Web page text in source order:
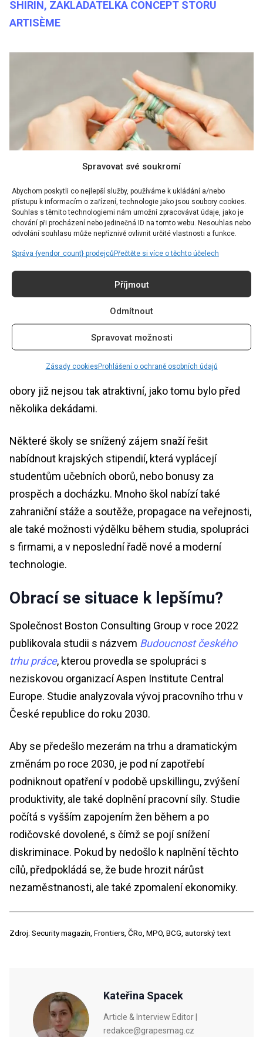
Spravovat své soukromí
Abychom poskytli co nejlepší služby, používáme k ukládání a/nebo
přístupu k informacím o zařízení, technologie jako jsou soubory cookies.
Souhlas s těmito technologiemi nám umožní zpracovávat údaje, jako je
chování při procházení nebo jedinečná ID na tomto webu. Nesouhlas nebo
odvolání souhlasu může nepříznivě ovlivnit určité vlastnosti a funkce.
Správa {vendor_count} prodejcůPřečtěte si více o těchto účelech
Příjmout
Odmítnout
Spravovat možnosti
Zásady cookiesProhlášení o ochraně osobních údajů
SHIRIN, ZAKLADATELKA CONCEPT STORU
ARTISÈME
Foto: Unsplash
Návrat řemesel do škol
Těší se takové popularitě i studium řemesel? Podle
Ministerstvo průmyslu a obchoduto vysvětluje tak,
mladí lidé dávají přednost jiným profesím. Učňovské
obory již nejsou tak atraktivní, jako tomu bylo před
několika dekádami.
Některé školy se snížený zájem snaží řešit
nabídnout krajských stipendií, která vyplácejí
studentům učebních oborů, nebo bonusy za
prospěch a docházku. Mnoho škol nabízí také
zahraniční stáže a soutěže, propagace na veřejnosti,
ale také možnosti výdělku během studia, spolupráci
s firmami, a v neposlední řadě nové a moderní
technologie.
Obrací se situace k lepšímu?
Společnost Boston Consulting Group v roce 2022
publikovala studii s názvem Budoucnost českého
trhu práce, kterou provedla se spolupráci s
neziskovou organizací Aspen Institute Central
Europe. Studie analyzovala vývoj pracovního trhu v
České republice do roku 2030.
Aby se předešlo mezerám na trhu a dramatickým
změnám po roce 2030, je pod ní zapotřebí
podniknout opatření v podobě upskillingu, zvýšení
produktivity, ale také doplnění pracovní síly. Studie
počítá s vyšším zapojením žen během a po
rodičovské dovolené, s čímž se pojí snížení
diskriminace. Pokud by nedošlo k naplnění těchto
cílů, předpokládá se, že bude hrozit nárůst
nezaměstnanosti, ale také zpomalení ekonomiky.
Zdroj: Security magazín, Frontiers, ČRo, MPO, BCG, autorský text
Kateřina Spacek
Article & Interview Editor |
redakce@grapesmag.cz